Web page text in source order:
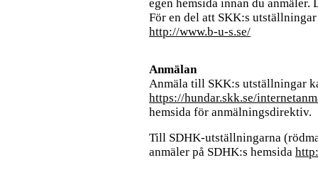
egen hemsida innan du
För en del att SKK:s
http://www.b-u-s.se/
Anmälan
Anmäla till SKK:s utställningar
https://hundar.skk.se/
hemsida för anmälningsdirektiv.
Till SDHK-utställningarna
anmäler på SDHK:s hemsida